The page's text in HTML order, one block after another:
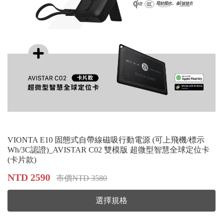
VIONTA E10 固態式自帶線磁吸行動電源 (可上飛機/標示
Wh/3C認證)_AVISTAR C02 雙模版 超微型智慧全球定位卡
(卡片款)
NTD 2590 市價NTD 3580
選擇規格